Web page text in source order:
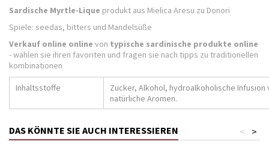
Sardische Myrtle-Lique produkt aus Mielica Aresu zu Donori
Spiele: seedas, bitters und Mandelsüße
Verkauf online online von typische sardinische produkte online
- wählen sie ihren favoriten und fragen sie nach tipps zu traditionellen
kombinationen
Inhaltsstoffe
Zucker, Alkohol, hydroalkoholische
natürliche Aromen.
DAS KÖNNTE SIE AUCH INTERESSIEREN >
<